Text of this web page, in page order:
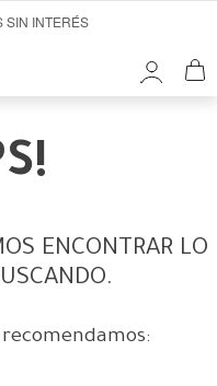
SIN INTERÉS
ENCONTRAR LO